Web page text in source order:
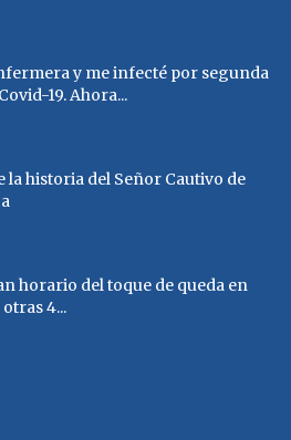
y me infecté por segunda
19. Ahora...
la historia del Señor Cautivo de
horario del toque de queda en
4...